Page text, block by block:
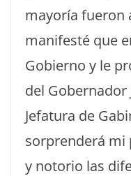
mayoría fueron
manifesté que
Gobierno y le
del Gobernador
Jefatura de
sorprenderá mi
y notorio las